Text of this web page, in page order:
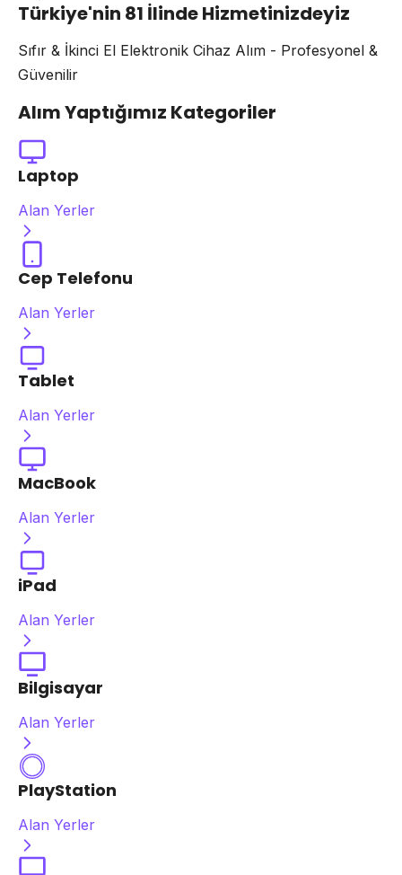
Türkiye'nin 81 İlinde Hizmetinizdeyiz
Sıfır & İkinci El Elektronik Cihaz Alım - Profesyonel &
Güvenilir
Alım Yaptığımız Kategoriler
Laptop
Alan Yerler
Cep Telefonu
Alan Yerler
Tablet
Alan Yerler
MacBook
Alan Yerler
iPad
Alan Yerler
Bilgisayar
Alan Yerler
PlayStation
Alan Yerler